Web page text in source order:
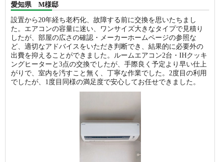
愛知県 M様邸
設置から20年経ち老朽化、故障する前に交換を思いたちまし
た。エアコンの容量に迷い、ワンサイズ大きなタイプで見積り
したが、部屋の広さの確認・メーカーホームページの参照な
ど、適切なアドバイスをいただき判断でき、結果的に必要外の
出費を抑えることができました。ルームエアコン2台・IHクッキ
ングヒーターと3点の交換でしたが、手際良く予定より早い仕上
がりで、室内を汚すこと無く、丁寧な作業でした。2度目の利用
でしたが、1度目同様の満足度で安心してお任せできました。